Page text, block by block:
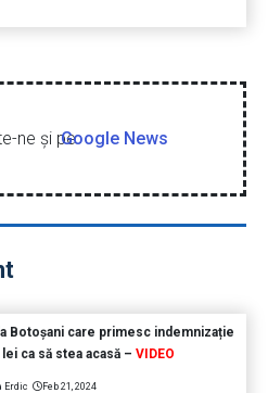
ne şi peGoogle News
Botoșani care primesc indemnizație
ca să stea acasă – VIDEO
Erdic Feb 21, 2024